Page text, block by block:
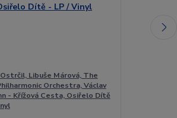
Libuše Márová, The
Orchestra, Václav
- Křížová Cesta, Osiřelo Dítě